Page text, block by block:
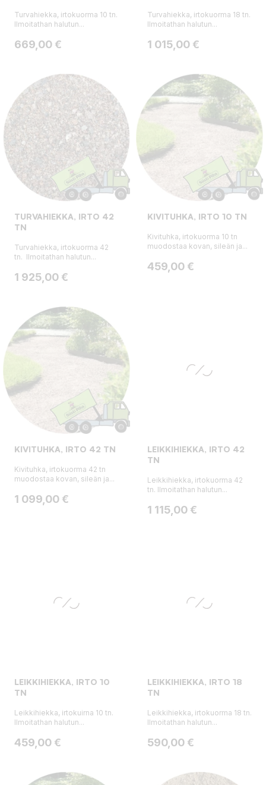
Turvahiekka, irtokuorma 10 tn.
Ilmoitathan halutun...
Hinta
669,00 €
Turvahiekka, irtokuorma 18 tn.
Ilmoitathan halutun...
Hinta
1 015,00 €
TURVAHIEKKA, IRTO 42
TN
Turvahiekka, irtokuorma 42
tn. Ilmoitathan halutun...
Hinta
1 925,00 €
KIVITUHKA, IRTO 10 TN
Kivituhka, irtokuorma 10 tn
muodostaa kovan, sileän ja...
Hinta
459,00 €
KIVITUHKA, IRTO 42 TN
Kivituhka, irtokuorma 42 tn
muodostaa kovan, sileän ja...
Hinta
1 099,00 €
LEIKKIHIEKKA, IRTO 42
TN
Leikkihiekka, irtokuorma 42
tn. Ilmoitathan halutun...
Hinta
1 115,00 €
LEIKKIHIEKKA, IRTO 10
TN
Leikkihiekka, irtokuirna 10 tn.
Ilmoitathan halutun...
Hinta
459,00 €
LEIKKIHIEKKA, IRTO 18
TN
Leikkihiekka, irtokuorma 18 tn.
Ilmoitathan halutun...
Hinta
590,00 €